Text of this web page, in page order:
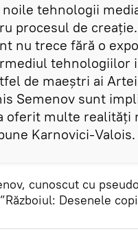
tehnologii
procesul de
nu trece fără o
tehnologiilor
de maeștri ai
Semenov sunt
oferit multe realități
Karnovici-Valois.
cunoscut cu
Desenele